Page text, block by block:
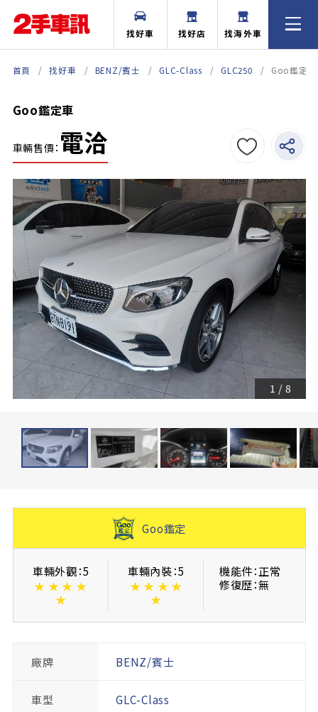
找好車 找好店 找海外車
首頁 找好車 BENZ/賓士 GLC-Class GLC250 Goo鑑定車
Goo鑑定車
車輛售價： 電洽
1 / 8
Goo鑑定
車輛外觀：5
★ ★ ★ ★
★
車輛內裝：5
★ ★ ★ ★
★
機能件：正常
修復歴：無
廠牌 BENZ/賓士
車型 GLC-Class